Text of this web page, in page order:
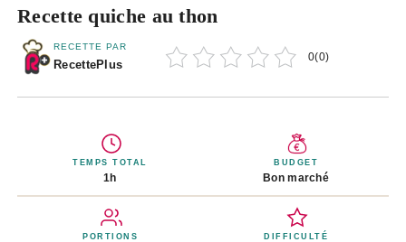
Recette quiche au thon
RECETTE PAR
RecettePlus
0(0)
TEMPS TOTAL
1h
BUDGET
Bon marché
PORTIONS DIFFICULTÉ